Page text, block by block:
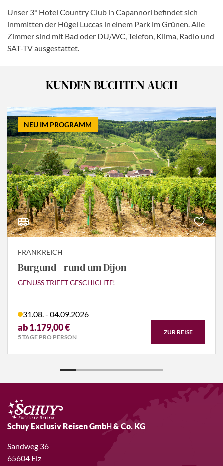
Unser 3* Hotel Country Club in Capannori befindet sich
inmmitten der Hügel Luccas in einem Park im Grünen. Alle
Zimmer sind mit Bad oder DU/WC, Telefon, Klima, Radio und
SAT-TV ausgestattet.
KUNDEN BUCHTEN AUCH
NEU IM PROGRAMM
FRANKREICH
Burgund - rund um Dijon
GENUSS TRIFFT GESCHICHTE!
31.08. - 04.09.2026
ab 1.179,00 €
5 TAGE PRO PERSON
ZUR REISE
Schuy Exclusiv Reisen GmbH & Co. KG
Sandweg 36
65604 Elz